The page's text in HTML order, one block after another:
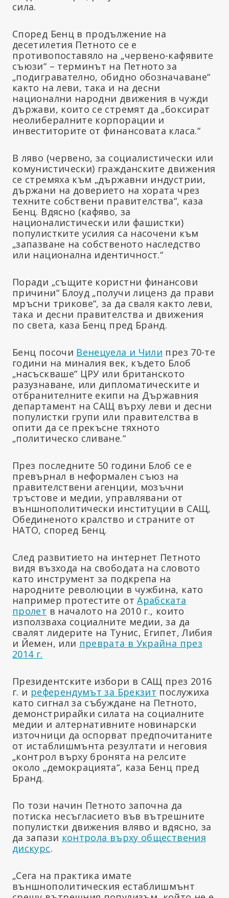
сила.
Според Бенц в продължение на
десетилетия Петното се е
противопоставяло на „червено-кафявите
съюзи“ – терминът на Петното за
„подигравателно, обидно обозначаване“
както на леви, така и на десни
национални народни движения в чужди
държави, които се стремят да „боксират
неолибералните корпорации и
инвеститорите от финансовата класа.“
В ляво (червено, за социалистически или
комунистически) гражданските движения
се стремяха към „държавни индустрии,
държани на доверието на хората чрез
техните собствени правителства“, каза
Бенц. Вдясно (кафяво, за
националистически или фашистки)
популистките усилия са насочени към
„запазване на собственото наследство
или национална идентичност.“
Поради „същите користни финансови
причини“ Блоуд „получи лиценз да прави
мръсни трикове“, за да сваля както леви,
така и десни правителства и движения
по света, каза Бенц пред Бранд.
Бенц посочи Венецуела и Чили през 70-те
години на миналия век, където Блоб
„насъскваше“ ЦРУ или британското
разузнаване, или дипломатическите и
отбранителните екипи на Държавния
департамент на САЩ върху леви и десни
популистки групи или правителства в
опити да се прекъсне тяхното
„политическо сливане.“
През последните 50 години Блоб се е
превърнал в неформален съюз на
правителствени агенции, мозъчни
тръстове и медии, управлявани от
външнополитически институции в САЩ,
Обединеното кралство и страните от
НАТО, според Бенц.
След развитието на интернет Петното
видя възхода на свободата на словото
като инструмент за подкрепа на
народните революции в чужбина, като
например протестите отАрабската
пролет в началото на 2010 г., които
използваха социалните медии, за да
свалят лидерите на Тунис, Египет, Либия
и Йемен, или преврата в Украйна през
2014 г.
Президентските избори в САЩ през 2016
г. и референдумът за Брекзит послужиха
като сигнал за събуждане на Петното,
демонстрирайки силата на социалните
медии и алтернативните новинарски
източници да оспорват предпочитаните
от истаблишмънта резултати и неговия
„контрол върху бронята на релсите
около „демокрацията“, каза Бенц пред
Бранд.
По този начин Петното започна да
потиска несъгласието във вътрешните
популистки движения вляво и вдясно, за
да запази контрола върху обществения
дискурс.
„Сега на практика имате
външнополитическия естаблишмънт